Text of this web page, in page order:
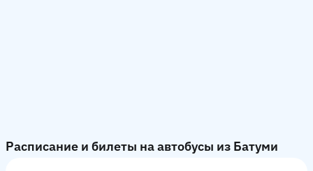
Расписание и билеты на автобусы из Батуми